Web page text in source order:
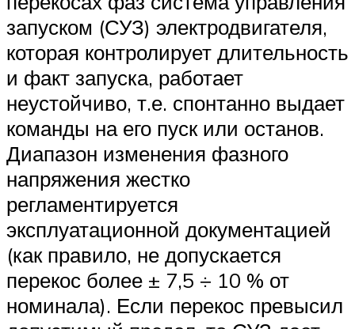
запуском (СУЗ) электродвигателя,
которая контролирует длительность
и факт запуска, работает
неустойчиво, т.е. спонтанно выдает
команды на его пуск или останов.
Диапазон изменения фазного
напряжения жестко
регламентируется
эксплуатационной документацией
(как правило, не допускается
перекос более ± 7,5 ÷ 10 % от
номинала). Если перекос превысил